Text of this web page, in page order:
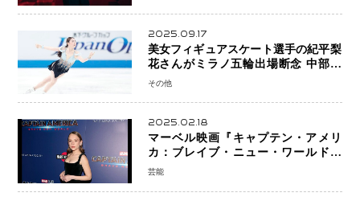
2025.09.17
美女フィギュアスケート選手の紀平梨
花さんがミラノ五輪出場断念 中部選
手権欠場を発表「安全最優先の判断」
その他
2025.02.18
マーベル映画『キャプテン・アメリ
カ：ブレイブ・ニュー・ワールド』
新ブラック・ウィドウ役のシラ・ハー
芸能